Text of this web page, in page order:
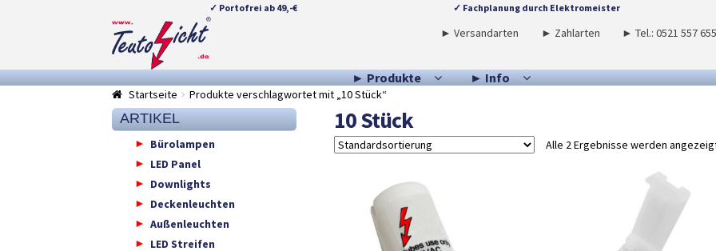
✓ Portofrei ab 49,-€ ✓ Fachplanung durch Elektromeister
Zur
Navigation
springen
Springe
zum
► Versandarten ► Zahlarten ► Tel.: 0521 557
► Produkte ► Info
Startseite Produkte verschlagwortet mit „10 Stück“
10 Stück
Alle 2 Ergebnisse werden
ARTIKEL
Bürolampen
LED Panel
Downlights
Deckenleuchten
Außenleuchten
LED Streifen